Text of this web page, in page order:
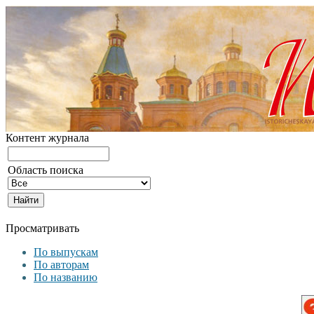
Контент журнала
Область поиска
Просматривать
По выпускам
По авторам
По названию